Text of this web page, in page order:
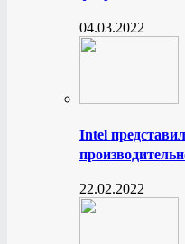
04.03.2022
Intel
22.02.2022